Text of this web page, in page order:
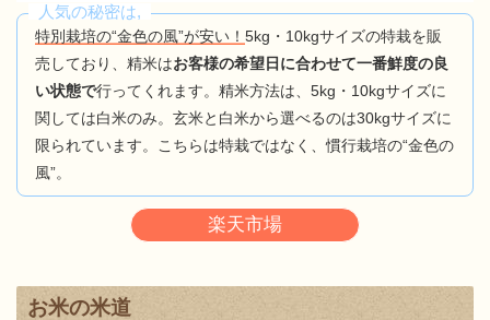
人気の秘密は,
特別栽培の“金色の風”が安い！ 5kg・10kgサイズの特栽を販
売しており、精米はお客様の希望日に合わせて一番鮮度の良
い状態で行ってくれます。精米方法は、5kg・10kgサイズに
関しては白米のみ。玄米と白米から選べるのは30kgサイズに
限られています。こちらは特栽ではなく、慣行栽培の“金色の
風”。
楽天市場
お米の米道